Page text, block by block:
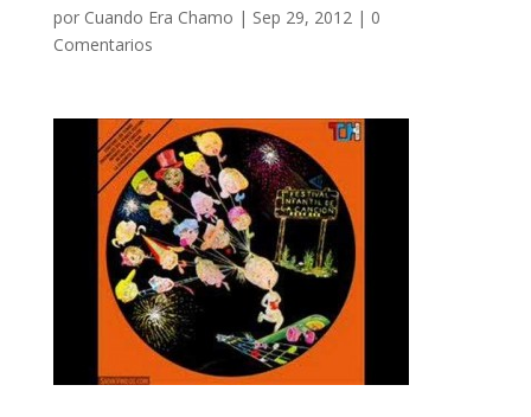
por Cuando Era Chamo | Sep 29, 2012| 0
Comentarios